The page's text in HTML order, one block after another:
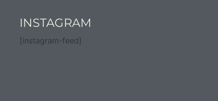
INSTAGRAM
[instagram-feed]